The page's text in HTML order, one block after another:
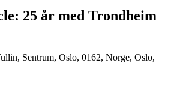
25 år med Trondheim
Sentrum, Oslo, 0162, Norge, Oslo,